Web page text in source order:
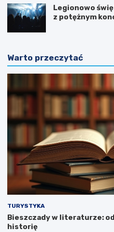
Legionowo
z potężnym
Warto przeczytać
TURYSTYKA
Bieszczady w literaturze:
historię